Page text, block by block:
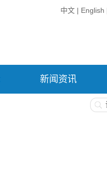
中文 | English
新闻资讯